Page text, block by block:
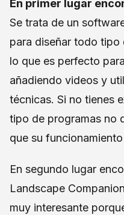
En primer lugar
Se trata de un
para diseñar todo tipo
lo que es perfecto
añadiendo videos y
técnicas. Si no tienes
tipo de programas no
que su
En segundo lugar
Landscape
muy interesante